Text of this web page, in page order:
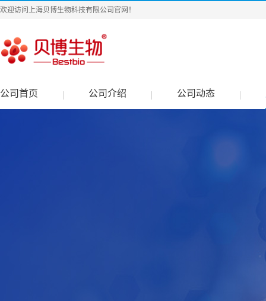
欢迎访问上海贝博生物科技有限公司官网！
公司首页 公司介绍 公司动态